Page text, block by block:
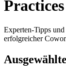
Practices
Experten-Tipps
erfolgreicher